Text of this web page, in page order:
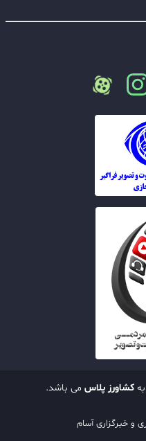
کشاورز پلاس می باشد.
و خبرگزاری آسام